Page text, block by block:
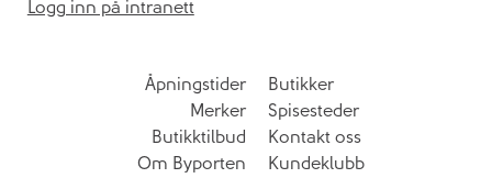
Logg inn på intranett
Åpningstider
Butikker
Merker
Spisesteder
Butikktilbud
Kontakt oss
Om Byporten
Kundeklubb